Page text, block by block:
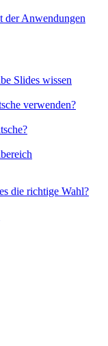
der Anwendungen
Slides wissen
verwenden?
die richtige Wahl?